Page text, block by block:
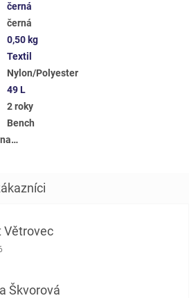
černá
černá
0,50 kg
Textil
Nylon/Polyester
49 L
2 roky
Bench
Větrovec
obchodu je 5 z 5 hvězdiček.
Škvorová